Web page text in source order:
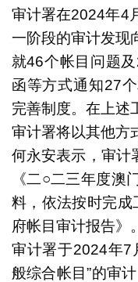
审计署在2024年4
一阶段的审计发现
就46个帐目问题
函等方式通知27
完善制度。在上述
审计署将以其他方
何永安表示，审计
《二○二三年度澳
料，依法按时完成
府帐目审计报告》。
审计署于2024年7
般综合帐目”的审